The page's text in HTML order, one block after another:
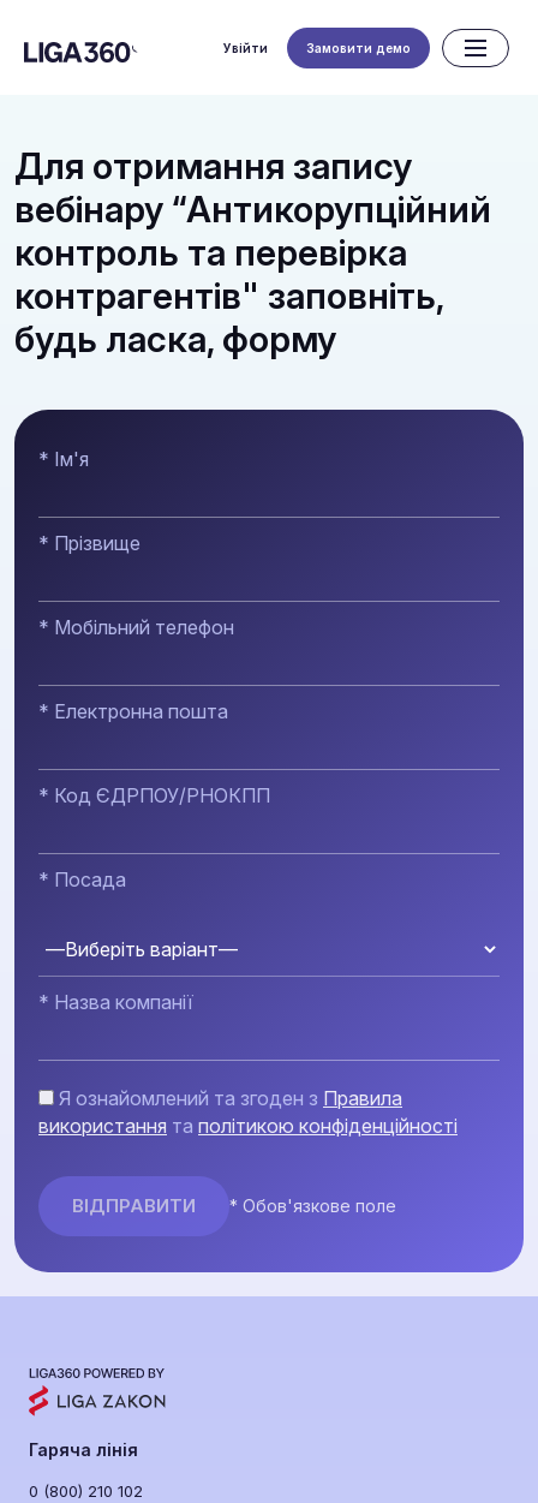
Увійти Замовити демо
Для отримання запису
вебінару “Антикорупційний
контроль та перевірка
контрагентів" заповніть,
будь ласка, форму
* Ім'я
* Прізвище
* Мобільний телефон
* Електронна пошта
* Код ЄДРПОУ/РНОКПП
* Посада
* Назва компанії
Я ознайомлений та згоден з Правила
використання та політикою конфіденційності
* Обов'язкове поле
Гаряча лінія
0 (800) 210 102